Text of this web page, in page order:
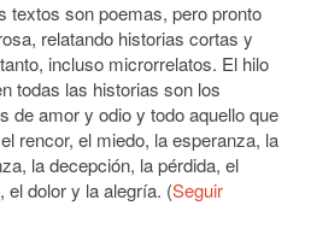
textos son poemas, pero pronto
relatando historias cortas y
incluso microrrelatos. El hilo
todas las historias son los
de amor y odio y todo aquello que
rencor, el miedo, la esperanza, la
la decepción, la pérdida, el
el dolor y la alegría. (Seguir